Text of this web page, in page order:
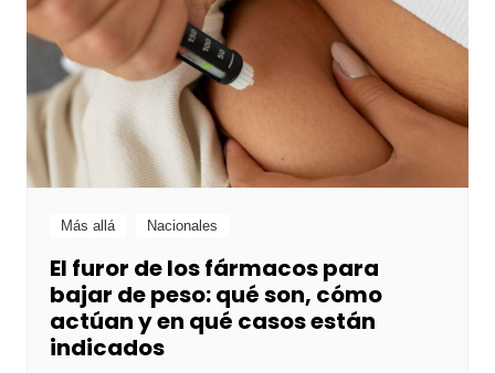
Más allá Nacionales
El furor de los fármacos para
bajar de peso: qué son, cómo
actúan y en qué casos están
indicados